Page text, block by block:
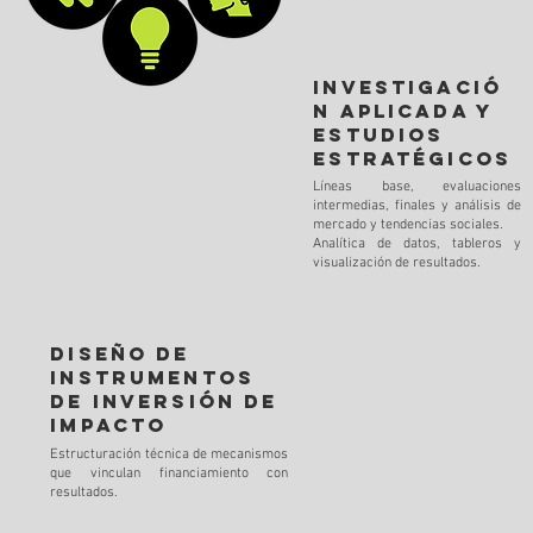
Investigació
n aplicada y
estudios
estratégicos
Líneas base, evaluaciones
intermedias, finales y análisis de
mercado y tendencias sociales.
Analítica de datos, tableros y
visualización de resultados.
Diseño de
instrumentos
de inversión de
impacto
Estructuración técnica de mecanismos
que vinculan financiamiento con
resultados.